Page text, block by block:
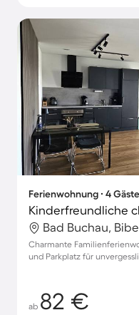
Ferienwohnung ∙ 4
Kinderfreundliche
Bad Buchau,
Charmante
und Parkplatz für
ab 82 €